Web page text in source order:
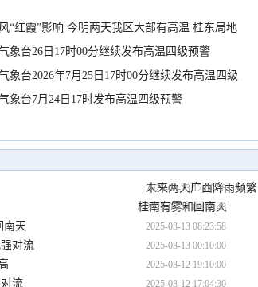
“红霞”影响 今明两天我区大部有高温 桂东局地
降雨
象台26日17时00分继续发布高温四级预警
象台2026年7月25日17时00分继续发布高温四级
象台7月24日17时发布高温四级预警
未来两天广西降雨频繁
桂南有雾和回南天
2025-03-13 12:00:58
2025-03-13 09:35:48
2025-03-13 08:23:58
南天
2025-03-13 00:10:00
对流
2025-03-12 19:10:00
2025-03-12 17:04:30
流